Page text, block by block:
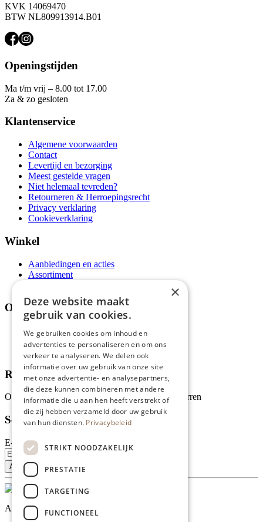
KVK 14069470
BTW NL809913914.B01
Openingstijden
Ma t/m vrij – 8.00 tot 17.00
Za & zo gesloten
Klantenservice
Algemene voorwaarden
Contact
Levertijd en bezorging
Meest gestelde vragen
Niet helemaal tevreden?
Retourneren & Herroepingsrecht
Privacy verklaring
Cookieverklaring
Winkel
Aanbiedingen en acties
Assortiment
Over ons
Wie zijn wij?
Recepten
Tips
Recensies
Onze klanten waarderen ons met 4.9 van de 5 sterren
Schrijf je in voor onze nieuwsbrief
E-mailadres
Al onze prijzen zijn incl. BTW
×
Deze website maakt
gebruik van cookies.
We gebruiken cookies om inhoud en
advertenties te personaliseren en om ons
verkeer te analyseren. We delen ook
informatie over uw gebruik van onze site
met onze advertentie- en analysepartners,
die deze kunnen combineren met andere
informatie die u aan hen heeft verstrekt of
die zij hebben verzameld door uw gebruik
van hun diensten. Privacybeleid
STRIKT NOODZAKELIJK
PRESTATIE
TARGETING
FUNCTIONEEL